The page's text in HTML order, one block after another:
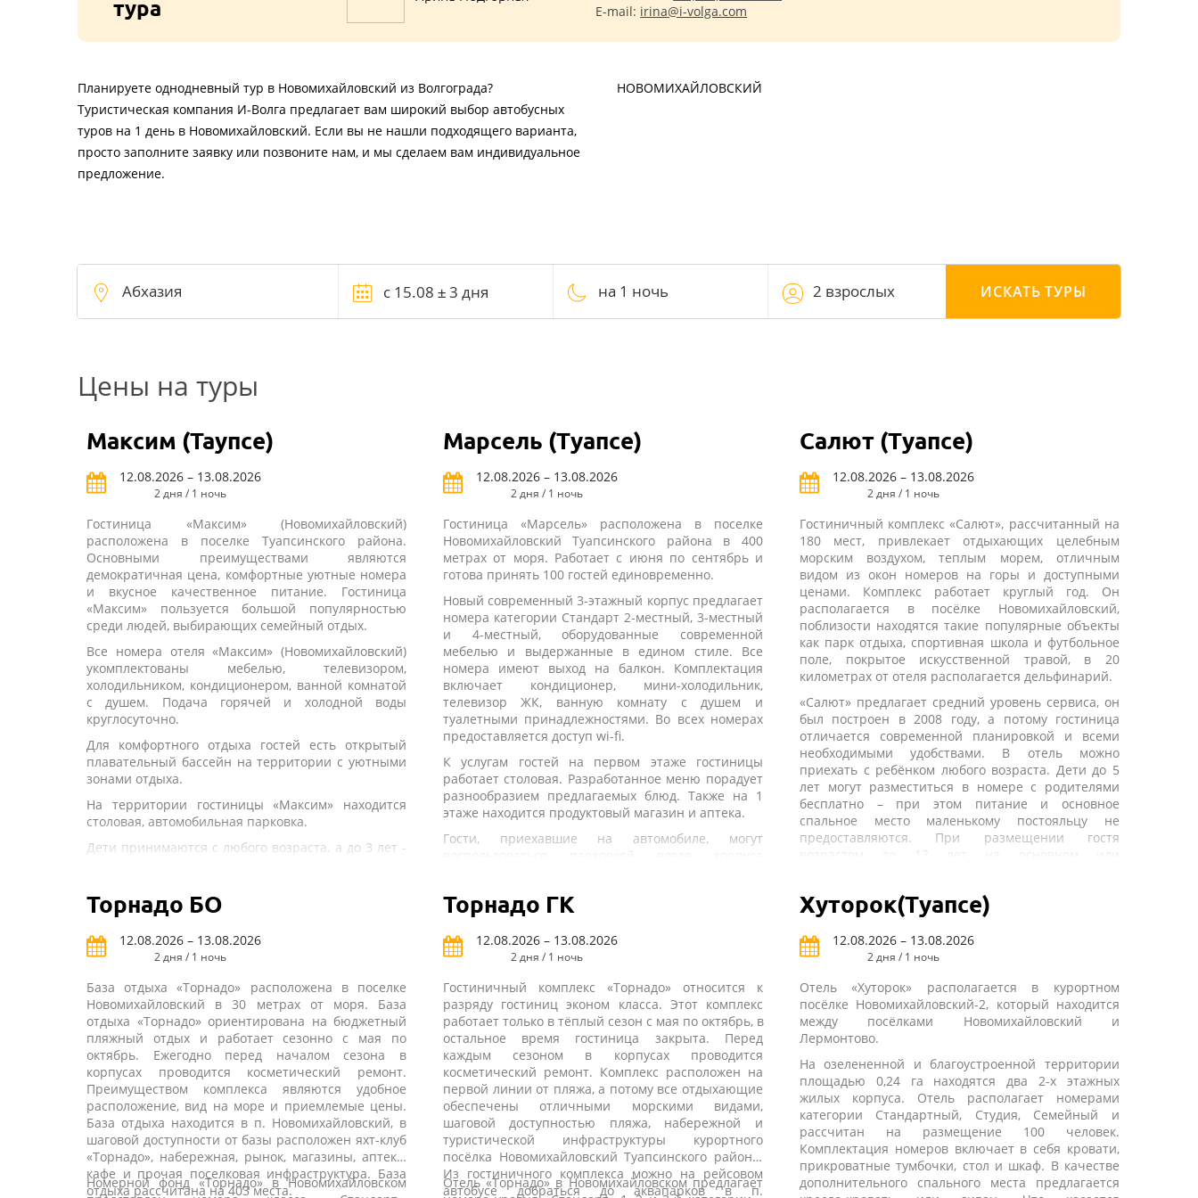
тура
E-mail: irina@i-volga.com
Планируете однодневный тур в Новомихайловский из Волгограда?
Туристическая компания И-Волга предлагает вам широкий выбор автобусных
туров на 1 день в Новомихайловский. Если вы не нашли подходящего варианта,
просто заполните заявку или позвоните нам, и мы сделаем вам индивидуальное
предложение.
НОВОМИХАЙЛОВСКИЙ
на 1 ночь 2 взрослых ИСКАТЬ ТУРЫ
Цены на туры
Максим (Таупсе)
12.08.2026 – 13.08.2026
2 дня / 1 ночь
Гостиница «Максим» (Новомихайловский)
расположена в поселке Туапсинского района.
Основными преимуществами являются
демократичная цена, комфортные уютные номера
и вкусное качественное питание. Гостиница
«Максим» пользуется большой популярностью
среди людей, выбирающих семейный отдых.
Все номера отеля «Максим» (Новомихайловский)
укомплектованы мебелью, телевизором,
холодильником, кондиционером, ванной комнатой
с душем. Подача горячей и холодной воды
круглосуточно.
Для комфортного отдыха гостей есть открытый
плавательный бассейн на территории с уютными
зонами отдыха.
На территории гостиницы «Максим» находится
столовая, автомобильная парковка.
Дети принимаются с любого возраста, а до 3 лет -
площадка.
кафе, магазины, сувенирные лавки, экскурсионное
бюро, развлекательный центр РИО Парк.
Марсель (Туапсе)
12.08.2026 – 13.08.2026
2 дня / 1 ночь
Гостиница «Марсель» расположена в поселке
Новомихайловский Туапсинского района в 400
метрах от моря. Работает с июня по сентябрь и
готова принять 100 гостей единовременно.
Новый современный 3-этажный корпус предлагает
номера категории Стандарт 2-местный, 3-местный
и 4-местный, оборудованные современной
мебелью и выдержанные в едином стиле. Все
номера имеют выход на балкон. Комплектация
включает кондиционер, мини-холодильник,
телевизор ЖК, ванную комнату с душем и
туалетными принадлежностями. Во всех номерах
предоставляется доступ wi-fi.
К услугам гостей на первом этаже гостиницы
работает столовая. Разработанное меню порадует
разнообразием предлагаемых блюд. Также на 1
этаже находится продуктовый магазин и аптека.
Гости, приехавшие на автомобиле, могут
воспользоваться парковкой возле корпуса
В 400 м от гостиницы находится общественный
пляж, оборудованный раздевалками, душевыми
кабинами, туалетами, зонтиками и лежаками,
которые можно взять напрокат за отдельную
Салют (Туапсе)
12.08.2026 – 13.08.2026
2 дня / 1 ночь
Гостиничный комплекс «Салют», рассчитанный на
180 мест, привлекает отдыхающих целебным
морским воздухом, теплым морем, отличным
видом из окон номеров на горы и доступными
ценами. Комплекс работает круглый год. Он
располагается в посёлке Новомихайловский,
поблизости находятся такие популярные объекты
как парк отдыха, спортивная школа и футбольное
поле, покрытое искусственной травой, в 20
километрах от отеля располагается дельфинарий.
«Салют» предлагает средний уровень сервиса, он
был построен в 2008 году, а потому гостиница
отличается современной планировкой и всеми
необходимыми удобствами. В отель можно
приехать с ребёнком любого возраста. Дети до 5
лет могут разместиться в номере с родителями
бесплатно – при этом питание и основное
спальное место маленькому постояльцу не
предоставляются. При размещении гостя
возрастом до 13 лет на основном или
Номерной фонд представлен номерами категории
«Стандарт», «Делюкс» и «Семейный»
вместимости. В номере гостей ждут кровати,
журнальный стол, шкаф-купе, прикроватные
тумбочки, также к услугам постояльцев
предоставляются сплит-система, холодильник и
телевизор. Что касается санузла, который есть в
каждом номере, то он оснащается душем. Уборка
номеров проводится ежедневно. В стоимость
проживания входит трёхразовое питание с
элементами Шведского стола.
Инфраструктура отеля разнообразна. Гостям
предлагаются банный комплекс с турецкой и
финской саунами, открытый и крытый бассейны. В
крытом бассейне имеется подогреваемый
«лягушатник». Также на территории
располагаются универсальный магазин, кафе и
бар у бассейна, к услугам отдыхающих открытая
Торнадо БО
12.08.2026 – 13.08.2026
2 дня / 1 ночь
База отдыха «Торнадо» расположена в поселке
Новомихайловский в 30 метрах от моря. База
отдыха «Торнадо» ориентирована на бюджетный
пляжный отдых и работает сезонно с мая по
октябрь. Ежегодно перед началом сезона в
корпусах проводится косметический ремонт.
Преимуществом комплекса являются удобное
расположение, вид на море и приемлемые цены.
База отдыха находится в п. Новомихайловский, в
шаговой доступности от базы расположен яхт-клуб
«Торнадо», набережная, рынок, магазины, аптека,
кафе и прочая поселковая инфраструктура. База
отдыха рассчитана на 403 места.
Номерной фонд «Торнадо» в Новомихайловском
Торнадо ГК
12.08.2026 – 13.08.2026
2 дня / 1 ночь
Гостиничный комплекс «Торнадо» относится к
разряду гостиниц эконом класса. Этот комплекс
работает только в тёплый сезон с мая по октябрь, в
остальное время гостиница закрыта. Перед
каждым сезоном в корпусах проводится
косметический ремонт. Комплекс расположен на
первой линии от пляжа, а потому все отдыхающие
обеспечены отличными морскими видами,
шаговой доступностью пляжа, набережной и
туристической инфраструктуры курортного
посёлка Новомихайловский Туапсинского района.
Из гостиничного комплекса можно на рейсовом
автобусе добраться до аквапарков в п.
Отель «Торнадо» в Новомихайловском предлагает
Хуторок(Туапсе)
12.08.2026 – 13.08.2026
2 дня / 1 ночь
Отель «Хуторок» располагается в курортном
посёлке Новомихайловский-2, который находится
между посёлками Новомихайловский и
Лермонтово.
На озелененной и благоустроенной территории
площадью 0,24 га находятся два 2-х этажных
жилых корпуса. Отель располагает номерами
категории Стандартный, Студия, Семейный и
рассчитан на размещение 100 человек.
Комплектация номеров включает в себя кровати,
прикроватные тумбочки, стол и шкаф. В качестве
дополнительного спального места предлагается